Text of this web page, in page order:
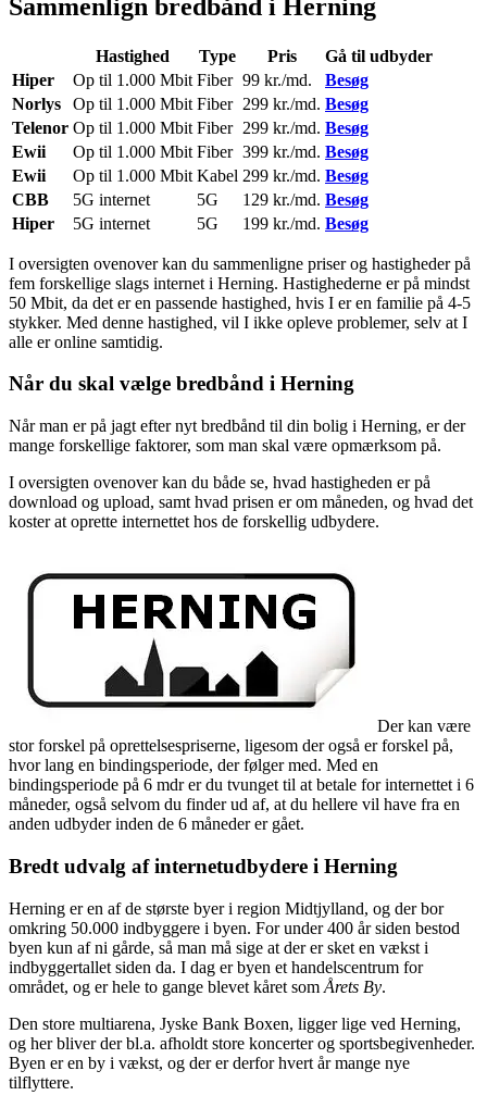
Sammenlign bredbånd i Herning
Hastighed Type Pris
Gå til udbyder
Hiper
Op til 1.000 Mbit Fiber 99 kr./md.
Besøg
Norlys
Op til 1.000 Mbit Fiber 299 kr./md. Besøg
Telenor Op til 1.000 Mbit Fiber 299 kr./md. Besøg
Ewii
Op til 1.000 Mbit Fiber 399 kr./md. Besøg
Ewii
Op til 1.000 Mbit Kabel 299 kr./md. Besøg
CBB
5G internet 5G 129 kr./md. Besøg
Hiper
5G internet 5G 199 kr./md. Besøg
I oversigten ovenover kan du sammenligne priser og hastigheder på
fem forskellige slags internet i Herning. Hastighederne er på mindst
50 Mbit, da det er en passende hastighed, hvis I er en familie på 4-5
stykker. Med denne hastighed, vil I ikke opleve problemer, selv at I
alle er online samtidig.
Når du skal vælge bredbånd i Herning
Når man er på jagt efter nyt bredbånd til din bolig i Herning, er der
mange forskellige faktorer, som man skal være opmærksom på.
I oversigten ovenover kan du både se, hvad hastigheden er på
download og upload, samt hvad prisen er om måneden, og hvad det
koster at oprette internettet hos de forskellig udbydere.
Der kan være
stor forskel på oprettelsespriserne, ligesom der også er forskel på,
hvor lang en bindingsperiode, der følger med. Med en
bindingsperiode på 6 mdr er du tvunget til at betale for internettet i 6
måneder, også selvom du finder ud af, at du hellere vil have fra en
anden udbyder inden de 6 måneder er gået.
Bredt udvalg af internetudbydere i Herning
Herning er en af de største byer i region Midtjylland, og der bor
omkring 50.000 indbyggere i byen. For under 400 år siden bestod
byen kun af ni gårde, så man må sige at der er sket en vækst i
indbyggertallet siden da. I dag er byen et handelscentrum for
området, og er hele to gange blevet kåret som Årets By.
Den store multiarena, Jyske Bank Boxen, ligger lige ved Herning,
og her bliver der bl.a. afholdt store koncerter og sportsbegivenheder.
Byen er en by i vækst, og der er derfor hvert år mange nye
tilflyttere.